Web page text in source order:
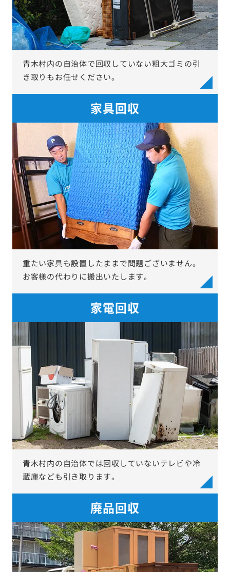
青木村内の自治体で回収していない粗大ゴミの引
き取りもお任せください。
家具回収
重たい家具も設置したままで問題ございません。
お客様の代わりに搬出いたします。
家電回収
青木村内の自治体では回収していないテレビや冷
蔵庫なども引き取ります。
廃品回収